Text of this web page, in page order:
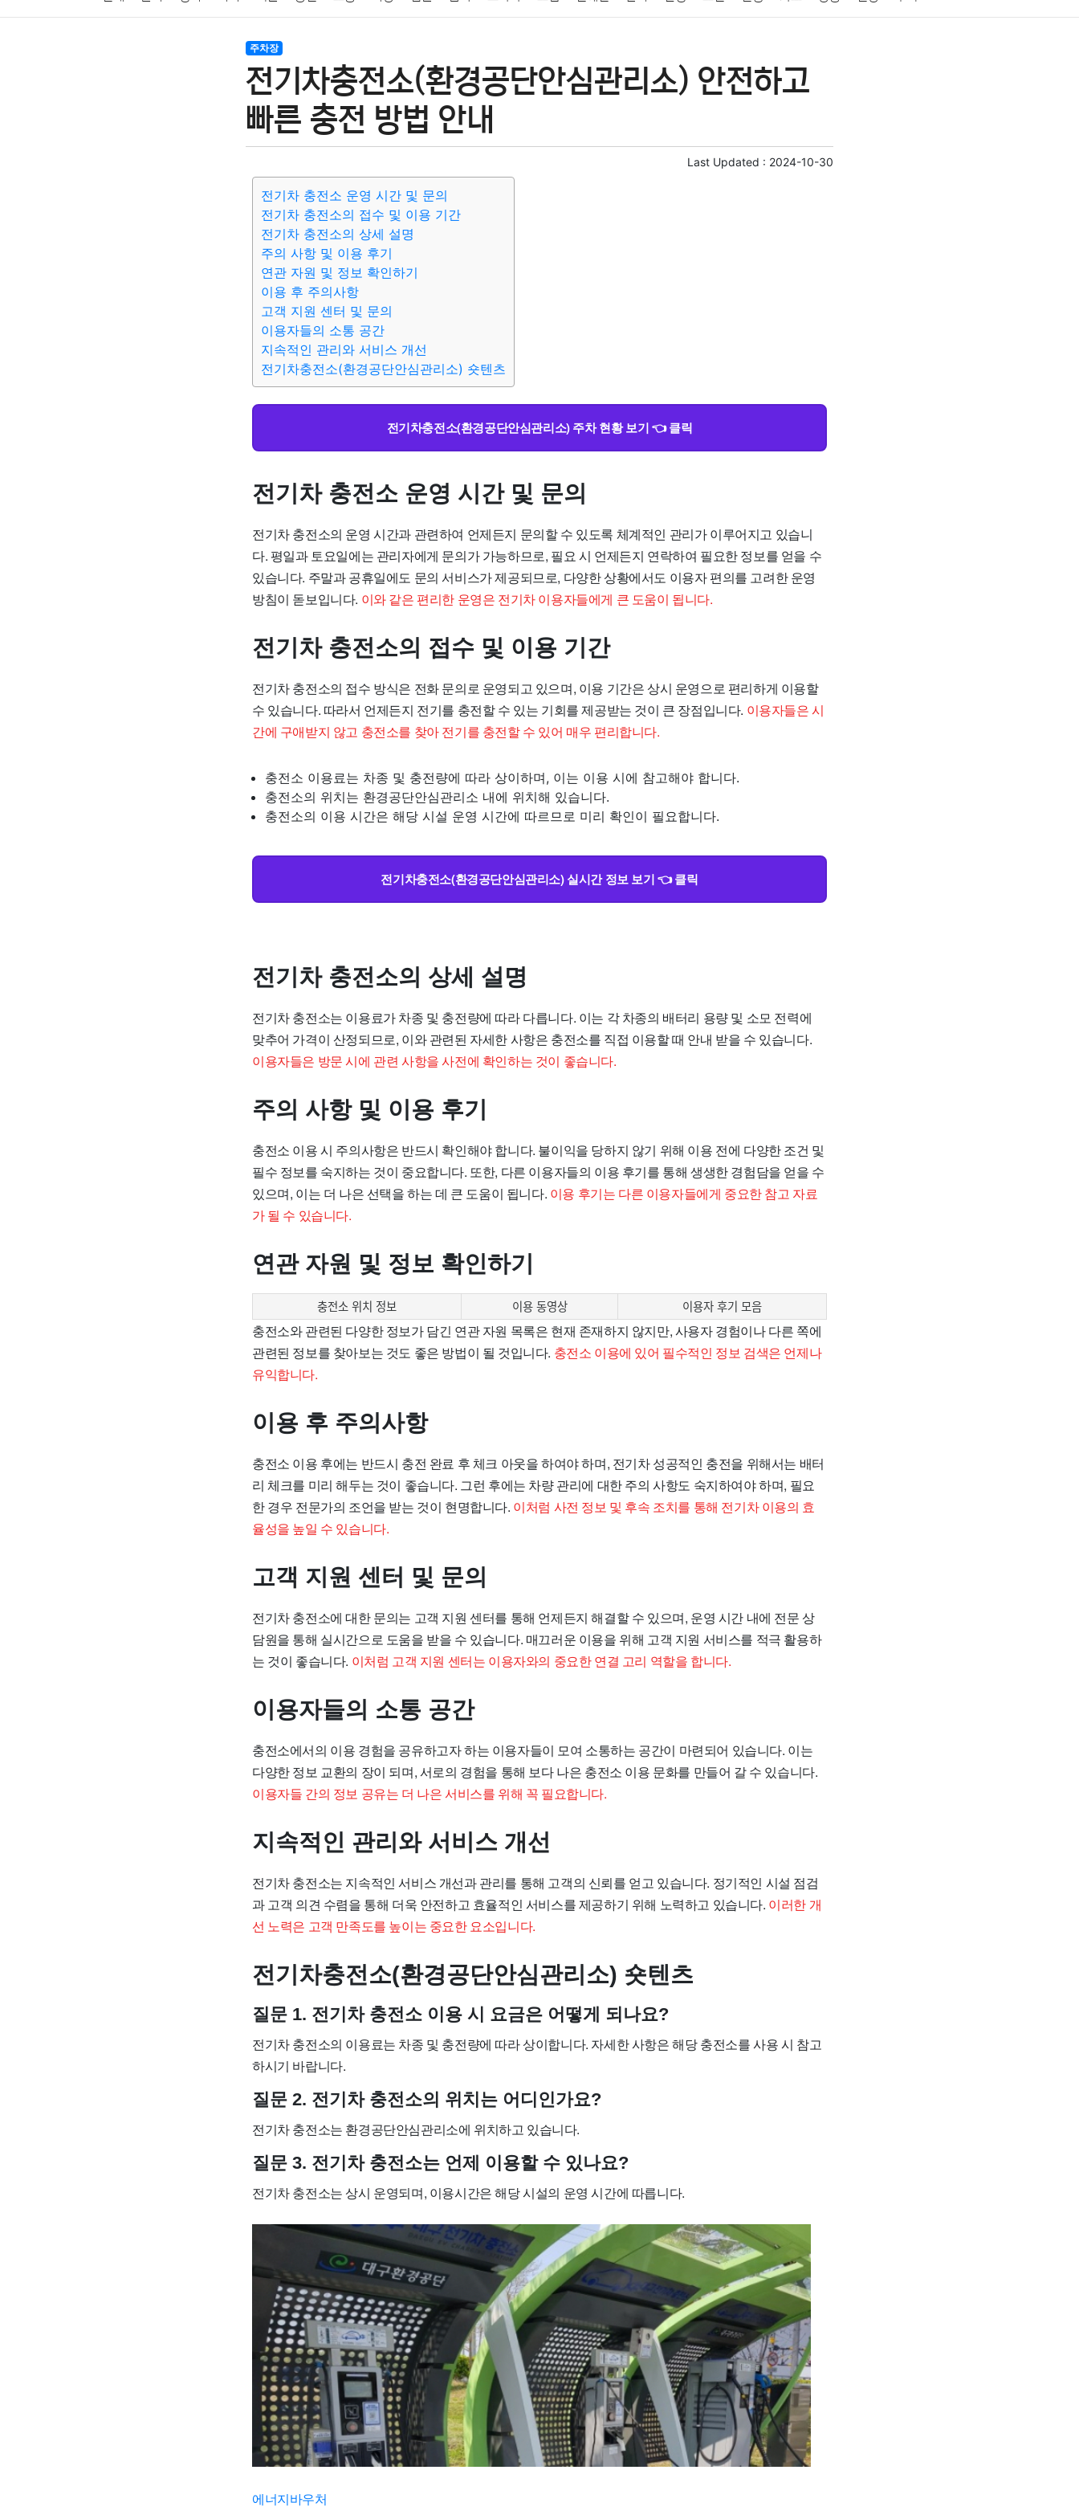
결혼 육아
기술 종교 사회 정치 건강 의료 의학 경제 마케팅 부동산 외국어 교육 교통 생활
주차장
전기차충전소(환경공단안심관리소) 안전하고
빠른 충전 방법 안내
Last Updated : 2024-10-30
전기차 충전소 운영 시간 및 문의
전기차 충전소의 접수 및 이용 기간
전기차 충전소의 상세 설명
주의 사항 및 이용 후기
연관 자원 및 정보 확인하기
이용 후 주의사항
고객 지원 센터 및 문의
이용자들의 소통 공간
지속적인 관리와 서비스 개선
전기차충전소(환경공단안심관리소) 숏텐츠
전기차충전소(환경공단안심관리소) 주차 현황 보기 👈 클릭
전기차 충전소 운영 시간 및 문의
전기차 충전소의 운영 시간과 관련하여 언제든지 문의할 수 있도록 체계적인 관리가 이루어지고 있습니
다. 평일과 토요일에는 관리자에게 문의가 가능하므로, 필요 시 언제든지 연락하여 필요한 정보를 얻을 수
있습니다. 주말과 공휴일에도 문의 서비스가 제공되므로, 다양한 상황에서도 이용자 편의를 고려한 운영
방침이 돋보입니다. 이와 같은 편리한 운영은 전기차 이용자들에게 큰 도움이 됩니다.
전기차 충전소의 접수 및 이용 기간
전기차 충전소의 접수 방식은 전화 문의로 운영되고 있으며, 이용 기간은 상시 운영으로 편리하게 이용할
수 있습니다. 따라서 언제든지 전기를 충전할 수 있는 기회를 제공받는 것이 큰 장점입니다. 이용자들은 시
간에 구애받지 않고 충전소를 찾아 전기를 충전할 수 있어 매우 편리합니다.
충전소 이용료는 차종 및 충전량에 따라 상이하며, 이는 이용 시에 참고해야 합니다.
충전소의 위치는 환경공단안심관리소 내에 위치해 있습니다.
충전소의 이용 시간은 해당 시설 운영 시간에 따르므로 미리 확인이 필요합니다.
전기차충전소(환경공단안심관리소) 실시간 정보 보기 👈 클릭
전기차 충전소의 상세 설명
전기차 충전소는 이용료가 차종 및 충전량에 따라 다릅니다. 이는 각 차종의 배터리 용량 및 소모 전력에
맞추어 가격이 산정되므로, 이와 관련된 자세한 사항은 충전소를 직접 이용할 때 안내 받을 수 있습니다.
이용자들은 방문 시에 관련 사항을 사전에 확인하는 것이 좋습니다.
주의 사항 및 이용 후기
충전소 이용 시 주의사항은 반드시 확인해야 합니다. 불이익을 당하지 않기 위해 이용 전에 다양한 조건 및
필수 정보를 숙지하는 것이 중요합니다. 또한, 다른 이용자들의 이용 후기를 통해 생생한 경험담을 얻을 수
있으며, 이는 더 나은 선택을 하는 데 큰 도움이 됩니다. 이용 후기는 다른 이용자들에게 중요한 참고 자료
가 될 수 있습니다.
연관 자원 및 정보 확인하기
충전소 위치 정보 이용 동영상 이용자 후기 모음
충전소와 관련된 다양한 정보가 담긴 연관 자원 목록은 현재 존재하지 않지만, 사용자 경험이나 다른 쪽에
관련된 정보를 찾아보는 것도 좋은 방법이 될 것입니다. 충전소 이용에 있어 필수적인 정보 검색은 언제나
유익합니다.
이용 후 주의사항
충전소 이용 후에는 반드시 충전 완료 후 체크 아웃을 하여야 하며, 전기차 성공적인 충전을 위해서는 배터
리 체크를 미리 해두는 것이 좋습니다. 그런 후에는 차량 관리에 대한 주의 사항도 숙지하여야 하며, 필요
한 경우 전문가의 조언을 받는 것이 현명합니다. 이처럼 사전 정보 및 후속 조치를 통해 전기차 이용의 효
율성을 높일 수 있습니다.
고객 지원 센터 및 문의
전기차 충전소에 대한 문의는 고객 지원 센터를 통해 언제든지 해결할 수 있으며, 운영 시간 내에 전문 상
담원을 통해 실시간으로 도움을 받을 수 있습니다. 매끄러운 이용을 위해 고객 지원 서비스를 적극 활용하
는 것이 좋습니다. 이처럼 고객 지원 센터는 이용자와의 중요한 연결 고리 역할을 합니다.
이용자들의 소통 공간
충전소에서의 이용 경험을 공유하고자 하는 이용자들이 모여 소통하는 공간이 마련되어 있습니다. 이는
다양한 정보 교환의 장이 되며, 서로의 경험을 통해 보다 나은 충전소 이용 문화를 만들어 갈 수 있습니다.
이용자들 간의 정보 공유는 더 나은 서비스를 위해 꼭 필요합니다.
지속적인 관리와 서비스 개선
전기차 충전소는 지속적인 서비스 개선과 관리를 통해 고객의 신뢰를 얻고 있습니다. 정기적인 시설 점검
과 고객 의견 수렴을 통해 더욱 안전하고 효율적인 서비스를 제공하기 위해 노력하고 있습니다. 이러한 개
선 노력은 고객 만족도를 높이는 중요한 요소입니다.
전기차충전소(환경공단안심관리소) 숏텐츠
질문 1. 전기차 충전소 이용 시 요금은 어떻게 되나요?
전기차 충전소의 이용료는 차종 및 충전량에 따라 상이합니다. 자세한 사항은 해당 충전소를 사용 시 참고
하시기 바랍니다.
질문 2. 전기차 충전소의 위치는 어디인가요?
전기차 충전소는 환경공단안심관리소에 위치하고 있습니다.
질문 3. 전기차 충전소는 언제 이용할 수 있나요?
전기차 충전소는 상시 운영되며, 이용시간은 해당 시설의 운영 시간에 따릅니다.
에너지바우처